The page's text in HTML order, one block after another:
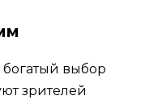
выбор
зрителей